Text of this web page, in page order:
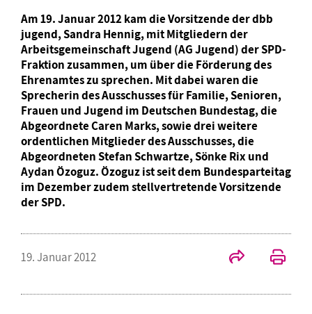
Am 19. Januar 2012 kam die Vorsitzende der dbb
jugend, Sandra Hennig, mit Mitgliedern der
Arbeitsgemeinschaft Jugend (AG Jugend) der SPD-
Fraktion zusammen, um über die Förderung des
Ehrenamtes zu sprechen. Mit dabei waren die
Sprecherin des Ausschusses für Familie, Senioren,
Frauen und Jugend im Deutschen Bundestag, die
Abgeordnete Caren Marks, sowie drei weitere
ordentlichen Mitglieder des Ausschusses, die
Abgeordneten Stefan Schwartze, Sönke Rix und
Aydan Özoguz. Özoguz ist seit dem Bundesparteitag
im Dezember zudem stellvertretende Vorsitzende
der SPD.
19. Januar 2012